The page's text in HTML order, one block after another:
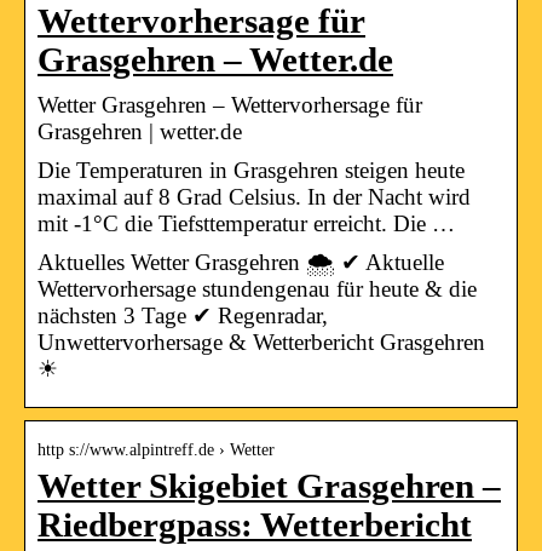
Wettervorhersage für
Grasgehren – Wetter.de
Wetter Grasgehren – Wettervorhersage für
Grasgehren | wetter.de
Die Temperaturen in Grasgehren steigen heute
maximal auf 8 Grad Celsius. In der Nacht wird
mit -1°C die Tiefsttemperatur erreicht. Die …
Aktuelles Wetter Grasgehren 🌨️ ✔ Aktuelle
Wettervorhersage stundengenau für heute & die
nächsten 3 Tage ✔ Regenradar,
Unwettervorhersage & Wetterbericht Grasgehren
☀
http s://www.alpintreff.de › Wetter
Wetter Skigebiet Grasgehren –
Riedbergpass: Wetterbericht